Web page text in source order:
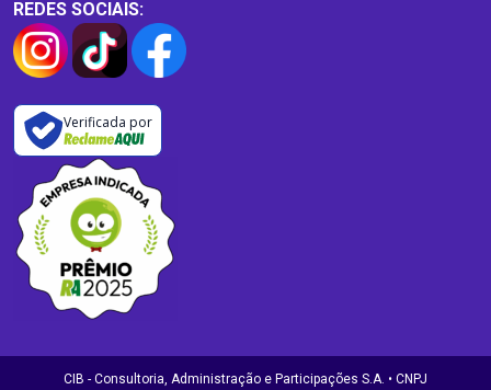
REDES SOCIAIS:
Verificada por
CIB - Consultoria, Administração e Participações S.A. • CNPJ